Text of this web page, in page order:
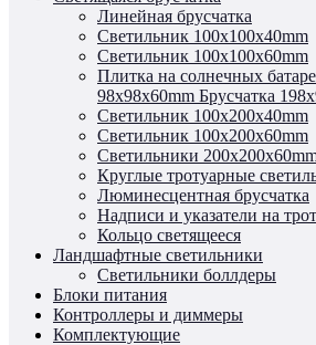
Линейная брусчатка
Светильник 100x100x40mm
Светильник 100x100x60mm
Плитка на солнечных
98x98x60mm Брусчатка
Светильник 100x200x40mm
Светильник 100x200x60mm
Светильники
Круглые тротуарные
Люминесцентная брусчатка
Надписи и указатели на
Кольцо светящееся
Ландшафтные светильники
Светильники боллдеры
Блоки питания
Контроллеры и диммеры
Комплектующие